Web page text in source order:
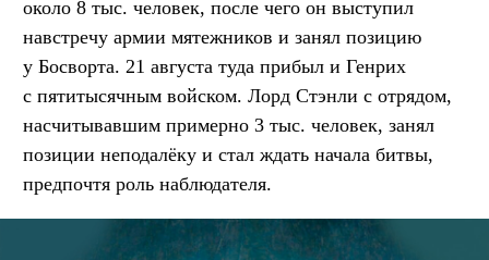
около 8 тыс. человек, после чего он выступил
навстречу армии мятежников и занял позицию
у Босворта. 21 августа туда прибыл и Генрих
с пятитысячным войском. Лорд Стэнли с отрядом,
насчитывавшим примерно 3 тыс. человек, занял
позиции неподалёку и стал ждать начала битвы,
предпочтя роль наблюдателя.